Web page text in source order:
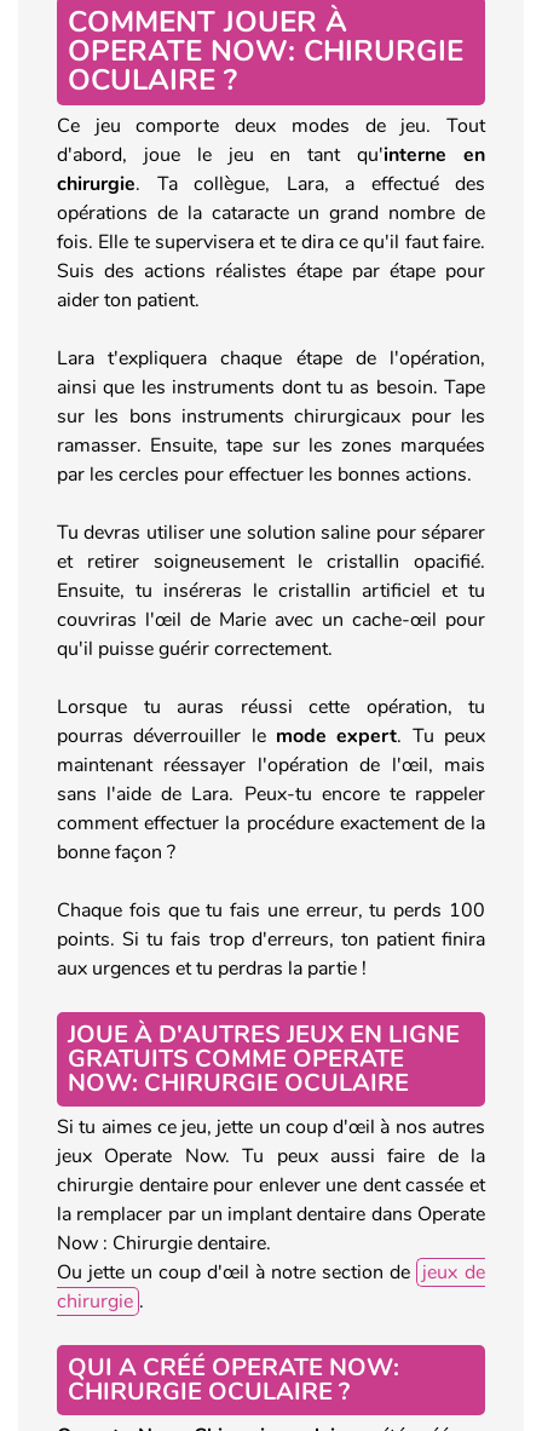
COMMENT JOUER À
OPERATE NOW: CHIRURGIE
OCULAIRE ?
Ce jeu comporte deux modes de jeu. Tout
d'abord, joue le jeu en tant qu'interne en
chirurgie. Ta collègue, Lara, a effectué des
opérations de la cataracte un grand nombre de
fois. Elle te supervisera et te dira ce qu'il faut faire.
Suis des actions réalistes étape par étape pour
aider ton patient.
Lara t'expliquera chaque étape de l'opération,
ainsi que les instruments dont tu as besoin. Tape
sur les bons instruments chirurgicaux pour les
ramasser. Ensuite, tape sur les zones marquées
par les cercles pour effectuer les bonnes actions.
Tu devras utiliser une solution saline pour séparer
et retirer soigneusement le cristallin opacifié.
Ensuite, tu inséreras le cristallin artificiel et tu
couvriras l'œil de Marie avec un cache-œil pour
qu'il puisse guérir correctement.
Lorsque tu auras réussi cette opération, tu
pourras déverrouiller le mode expert. Tu peux
maintenant réessayer l'opération de l'œil, mais
sans l'aide de Lara. Peux-tu encore te rappeler
comment effectuer la procédure exactement de la
bonne façon ?
Chaque fois que tu fais une erreur, tu perds 100
points. Si tu fais trop d'erreurs, ton patient finira
aux urgences et tu perdras la partie !
JOUE À D'AUTRES JEUX EN LIGNE
GRATUITS COMME OPERATE
NOW: CHIRURGIE OCULAIRE
Si tu aimes ce jeu, jette un coup d'œil à nos autres
jeux Operate Now. Tu peux aussi faire de la
chirurgie dentaire pour enlever une dent cassée et
la remplacer par un implant dentaire dans Operate
Now : Chirurgie dentaire.
Ou jette un coup d'œil à notre section de jeux de
chirurgie .
QUI A CRÉÉ OPERATE NOW:
CHIRURGIE OCULAIRE ?